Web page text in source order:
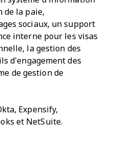
de la paie,
sociaux, un support
interne pour les visas
la gestion des
d’engagement des
de gestion de
Expensify,
et NetSuite.